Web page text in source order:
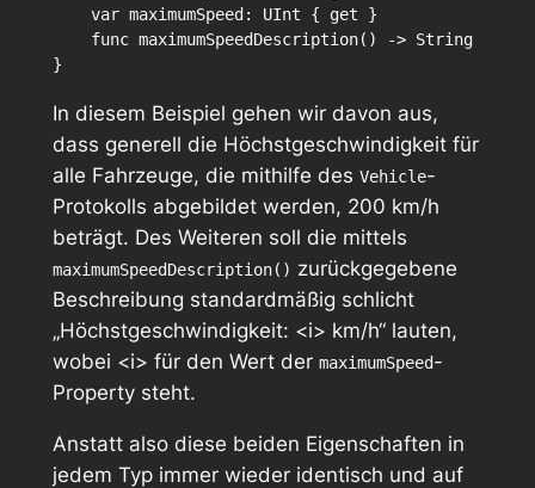
    var maximumSpeed: UInt { get }
    func maximumSpeedDescription() -> String
In diesem Beispiel gehen wir davon aus,
dass generell die Höchstgeschwindigkeit für
alle Fahrzeuge, die mithilfe des Vehicle-
Protokolls abgebildet werden, 200 km/h
beträgt. Des Weiteren soll die mittels
maximumSpeedDescription() zurückgegebene
Beschreibung standardmäßig schlicht
„Höchstgeschwindigkeit: <i> km/h“ lauten,
wobei <i> für den Wert der maximumSpeed-
Property steht.
Anstatt also diese beiden Eigenschaften in
jedem Typ immer wieder identisch und auf